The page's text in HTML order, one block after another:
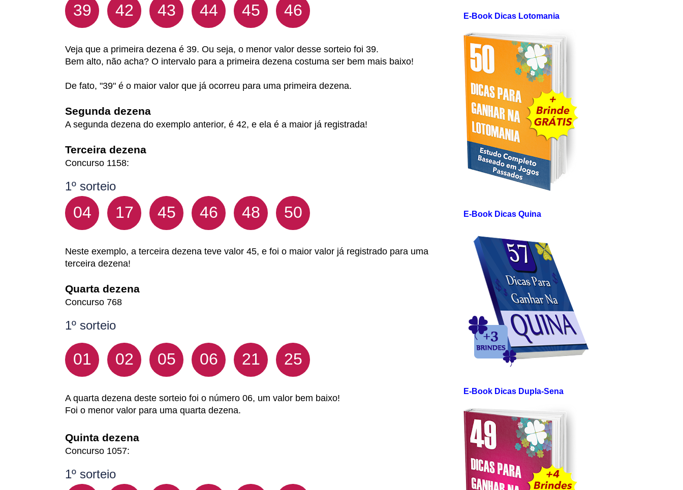
39 42 43 44 45 46
Veja que a primeira dezena é 39. Ou seja, o menor valor desse sorteio foi 39.
Bem alto, não acha? O intervalo para a primeira dezena costuma ser bem mais baixo!
De fato, "39" é o maior valor que já ocorreu para uma primeira dezena.
Segunda dezena
A segunda dezena do exemplo anterior, é 42, e ela é a maior já registrada!
Terceira dezena
Concurso 1158:
1º sorteio
04 17 45 46 48 50
Neste exemplo, a terceira dezena teve valor 45, e foi o maior valor já registrado para uma
terceira dezena!
Quarta dezena
Concurso 768
1º sorteio
01 02 05 06 21 25
A quarta dezena deste sorteio foi o número 06, um valor bem baixo!
Foi o menor valor para uma quarta dezena.
Quinta dezena
Concurso 1057:
1º sorteio
E-Book Dicas Lotomania
E-Book Dicas Quina
E-Book Dicas Dupla-Sena